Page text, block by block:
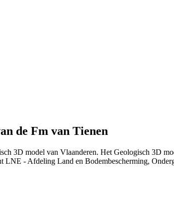
de Fm van Tienen
3D model van Vlaanderen. Het Geologisch 3D
- Afdeling Land en Bodembescherming,